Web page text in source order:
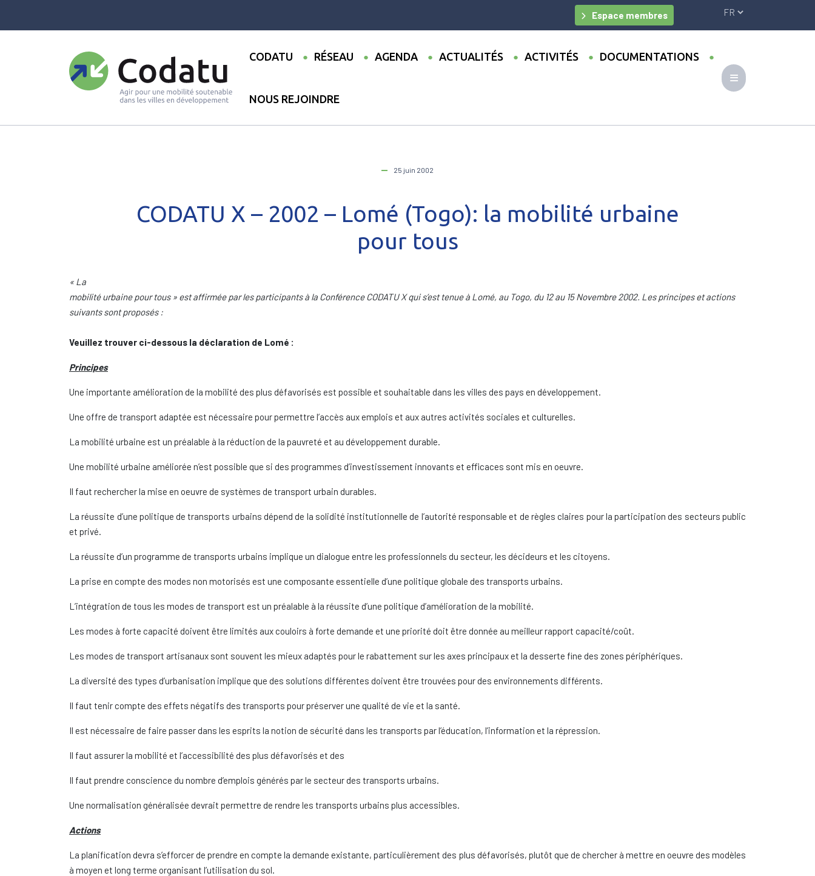
Espace membres
CODATU RÉSEAU AGENDA ACTUALITÉS ACTIVITÉS DOCUMENTATIONS
NOUS REJOINDRE
25 juin 2002
CODATU X – 2002 – Lomé (Togo): la mobilité urbaine
pour tous
« La
mobilité urbainepour tous » est affirmée par les participantsà la ConférenceCODATU X qui s’est tenue à Lomé, au Togo, du 12 au 15 Novembre 2002. Les principes et actions
suivants sont proposés :
Veuillez trouver ci-dessous la déclaration de Lomé :
Principes
Une importante amélioration de la mobilité des plus défavorisés est possible et souhaitable dans les villes des pays en développement.
Une offre de transport adaptée est nécessaire pour permettre l’accès aux emplois et aux autres activités sociales et culturelles.
La mobilité urbaine est un préalable à la réduction de la pauvreté et au développement durable.
Une mobilité urbaine améliorée n’est possible que si des programmes d’investissement innovants et efficaces sont mis en oeuvre.
Il faut rechercher la mise en oeuvre de systèmes de transport urbain durables.
La réussite d’une politique de transports urbains dépend de la solidité institutionnelle de l’autorité responsable et de règles claires pour la participation des secteurs public
et privé.
La réussite d’un programme de transports urbains implique un dialogue entre les professionnels du secteur, les décideurs et les citoyens.
La prise en compte des modes non motorisés est une composante essentielle d’une politique globale des transports urbains.
L’intégration de tous les modes de transport est un préalable à la réussite d’une politique d’amélioration de la mobilité.
Les modes à forte capacité doivent être limités aux couloirs à forte demande et une priorité doit être donnée au meilleur rapport capacité/coût.
Les modes de transport artisanaux sont souvent les mieux adaptés pour le rabattement sur les axes principaux et la desserte fine des zones périphériques.
La diversité des types d’urbanisation implique que des solutions différentes doivent être trouvées pour des environnements différents.
Il faut tenir compte des effets négatifs des transports pour préserver une qualité de vie et la santé.
Il est nécessaire de faire passer dans les esprits la notion de sécurité dans les transports par l’éducation, l’information et la répression.
Il faut assurer la mobilité et l’accessibilité des plus défavorisés et des
Il faut prendre conscience du nombre d’emplois générés par le secteur des transports urbains.
Une normalisation généralisée devrait permettre de rendre les transports urbains plus accessibles.
Actions
La planification devra s’efforcer de prendre en compte la demande existante, particulièrement des plus défavorisés, plutôt que de chercher à mettre en oeuvre des modèles
à moyen et long terme organisant l’utilisation du sol.